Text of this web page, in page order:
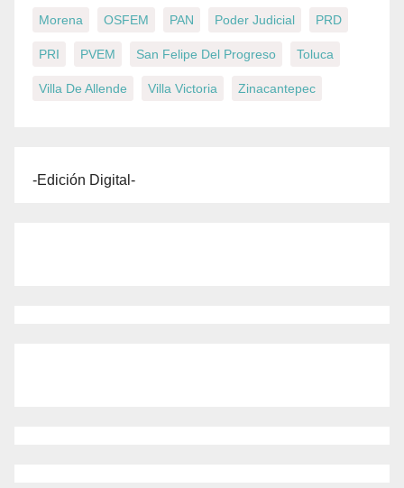
Morena OSFEM PAN Poder Judicial PRD
PRI PVEM San Felipe Del Progreso Toluca
Villa De Allende Villa Victoria Zinacantepec
-Edición Digital-